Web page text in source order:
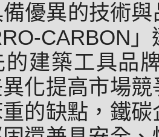
優異的技術
CARBON
的建築工具品
化提高市場
的缺點，鐵